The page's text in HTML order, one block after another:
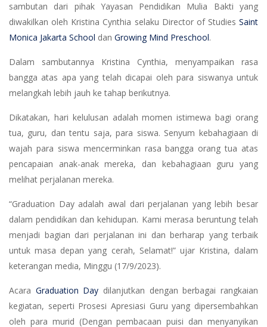
sambutan dari pihak Yayasan Pendidikan Mulia Bakti yang
diwakilkan oleh Kristina Cynthia selaku Director of Studies Saint
Monica Jakarta School dan Growing Mind Preschool.
Dalam sambutannya Kristina Cynthia, menyampaikan rasa
bangga atas apa yang telah dicapai oleh para siswanya untuk
melangkah lebih jauh ke tahap berikutnya.
Dikatakan, hari kelulusan adalah momen istimewa bagi orang
tua, guru, dan tentu saja, para siswa. Senyum kebahagiaan di
wajah para siswa mencerminkan rasa bangga orang tua atas
pencapaian anak-anak mereka, dan kebahagiaan guru yang
melihat perjalanan mereka.
“Graduation Day adalah awal dari perjalanan yang lebih besar
dalam pendidikan dan kehidupan. Kami merasa beruntung telah
menjadi bagian dari perjalanan ini dan berharap yang terbaik
untuk masa depan yang cerah, Selamat!” ujar Kristina, dalam
keterangan media, Minggu (17/9/2023).
Acara Graduation Day dilanjutkan dengan berbagai rangkaian
kegiatan, seperti Prosesi Apresiasi Guru yang dipersembahkan
oleh para murid (Dengan pembacaan puisi dan menyanyikan